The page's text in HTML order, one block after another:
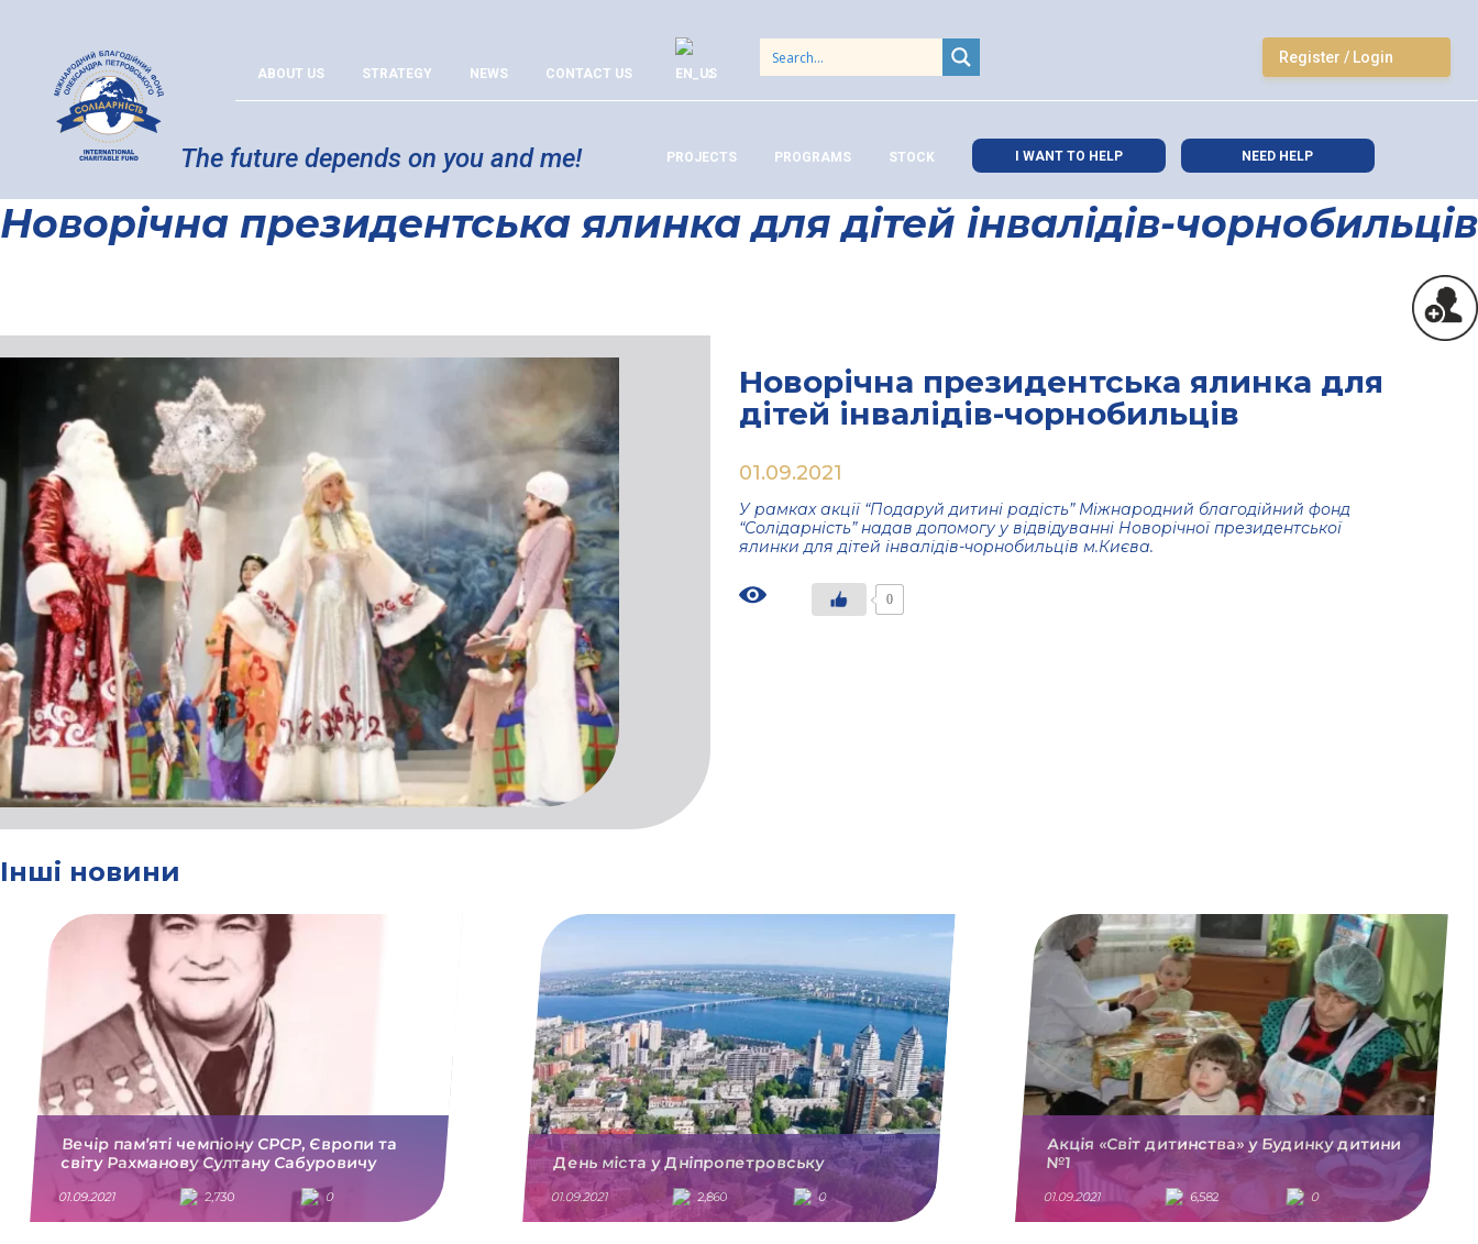
ABOUT US STRATEGY NEWS CONTACT US
Register / Login
The future depends on you and me! PROJECTS PROGRAMS STOCK I WANT TO HELP NEED HELP
Новорічна президентська ялинка для дітей інвалідів-чорнобильців
Новорічна президентська ялинка для
дітей інвалідів-чорнобильців
01.09.2021
У рамках акції “Подаруй дитині радість” Міжнародний благодійний фонд
“Солідарність” надав допомогу у відвідуванні Новорічної президентської
ялинки для дітей інвалідів-чорнобильців м.Києва.
0
Інші новини
Вечір пам’яті чемпіону СРСР, Європи та
світу Рахманову Султану Сабуровичу
01.09.2021 2,730 0
День міста у Дніпропетровську
01.09.2021 2,860 0
Акція «Світ дитинства» у Будинку дитини
№1
01.09.2021 6,582 0